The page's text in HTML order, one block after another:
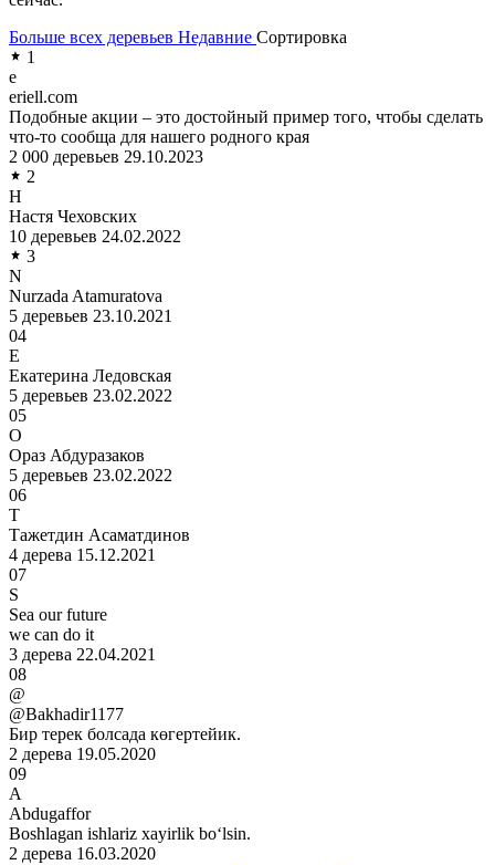
Больше всех деревьев Недавние Сортировка
1
e
eriell.com
Подобные акции – это достойный пример того, чтобы сделать
что-то сообща для нашего родного края
2 000 деревьев 29.10.2023
2
Н
Настя Чеховских
10 деревьев 24.02.2022
3
N
Nurzada Atamuratova
5 деревьев 23.10.2021
04
Е
Екатерина Ледовская
5 деревьев 23.02.2022
05
О
Ораз Абдуразаков
5 деревьев 23.02.2022
06
Т
Тажетдин Асаматдинов
4 дерева 15.12.2021
07
S
Sea our future
we can do it
3 дерева 22.04.2021
08
@
@Bakhadir1177
Бир терек болсада көгертейик.
2 дерева 19.05.2020
09
A
Abdugaffor
Boshlagan ishlariz xayirlik boʻlsin.
2 дерева 16.03.2020